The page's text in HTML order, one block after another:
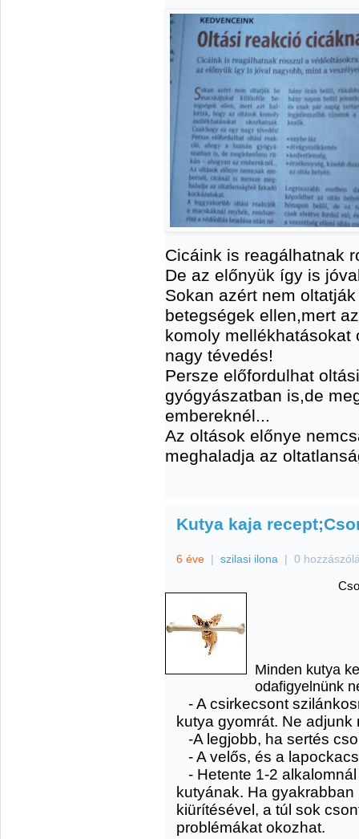
Cicáink is reagálhatnak
De az előnyük így is
Sokan azért nem
betegségek ellen,mert
komoly mellékhatásokat
nagy tévedés!
Persze előfordulhat
gyógyászatban is,de
embereknél...
Az oltások előnye
meghaladja az
Kutya kaja
6 éve | szilasi ilona | 0
Minden kutya
odafigyelnünk
- A csirkecsont
kutya gyomrát. Ne adjunk
-A legjobb, ha sertés
- A velős, és a
- Hetente 1-2
kutyának. Ha
kiürítésével, a túl sok
problémákat okozhat.